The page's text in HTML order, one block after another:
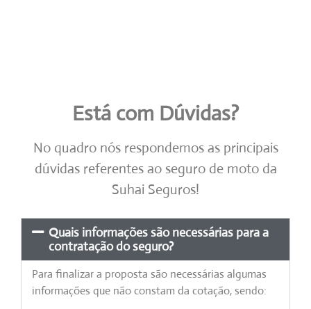
Está com Dúvidas?
No quadro nós respondemos as principais
dúvidas referentes ao seguro de moto da
Suhai Seguros!
Quais informações são necessárias para a
contratação do seguro?
Para finalizar a proposta são necessárias algumas
informações que não constam da cotação, sendo: